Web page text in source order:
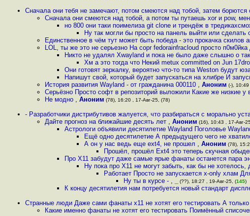
Сначала они тебя не замечают, потом смеются над тобой, затем борются
Сначала они смеются над тобой, а потом ты путаешь xor и pow,
но 800 они таки поимелиза git clone и трендёж в
Ну так могли бы просто на панель выйти или сделать
Единственное в чём тут может быть победа - это прокачка скилов
LOL, ты же это не серьезно На copr fedorainfracloud просто
Никто не удалял Xwayland и пока не было даже слышно о
Хм а это тогда что Некий metux committed on Jun
Они готовят зеркалку, вероятно что-то типа Weston будут
Напишут свой, который будет запускаться на хлибре И
История развития Wayland - от гражданина 000110 , Аноним (-), 10:49
Серьёзно Просто софт в репозиторий выложили Какие же низкие у
Не модно , Аноним (78), 16:20 , 17-Авг-25, (78)
- Разработчики дистрибутивов жалуется, что разбираться с морально
Дайте прогноз на ближайшие десять лет , Аноним (16), 10:43 , 17-Авг-
Астрологи объявили десятилетие Wayland Поголовье
Ещё одно десятилетие А предыдущего чего не
А он у нас ведь еще ext4, не прошел , Аноним (78),
Прошёл, прошёл Ext4 это теперь скучная
Про X11 забудут даже самые ярые фанаты останется пара
Ну пока про X11 не могут забыть, как бы не
Работает Просто не запускается х-only хлам
Ну ты в курсе - , (??), 18:27 , 19-Авг-25, (145)
К концу десятилетия нам потребуется новый стандарт
Странные люди Даже сами фанаты x11 не хотят его тестировать А только
Какие именно фанаты не хотят его тестировать Поимённый